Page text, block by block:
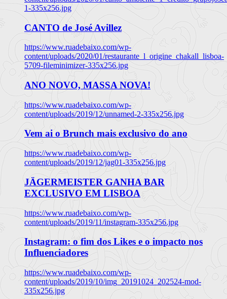
1-335x256.jpg
CANTO de José Avillez
https://www.ruadebaixo.com/wp-
content/uploads/2020/01/restaurante_l_origine_chakall_lisboa-
5709-fileminimizer-335x256.jpg
ANO NOVO, MASSA NOVA!
https://www.ruadebaixo.com/wp-
content/uploads/2019/12/unnamed-2-335x256.jpg
Vem ai o Brunch mais exclusivo do ano
https://www.ruadebaixo.com/wp-
content/uploads/2019/12/jag01-335x256.jpg
JÄGERMEISTER GANHA BAR
EXCLUSIVO EM LISBOA
https://www.ruadebaixo.com/wp-
content/uploads/2019/11/instagram-335x256.jpg
Instagram: o fim dos Likes e o impacto nos
Influenciadores
https://www.ruadebaixo.com/wp-
content/uploads/2019/10/img_20191024_202524-mod-
335x256.jpg